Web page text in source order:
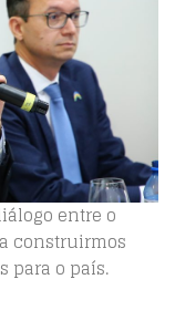
entre o
construirmos
para o país.